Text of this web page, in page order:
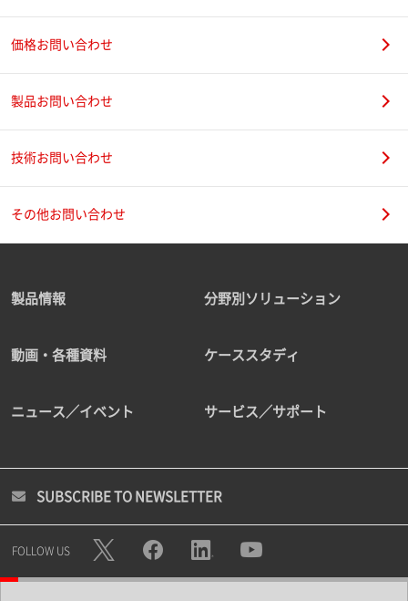
価格お問い合わせ
製品お問い合わせ
技術お問い合わせ
その他お問い合わせ
製品情報 分野別ソリューション
動画・各種資料 ケーススタディ
ニュース／イベント サービス／サポート
SUBSCRIBE TO NEWSLETTER
FOLLOW US